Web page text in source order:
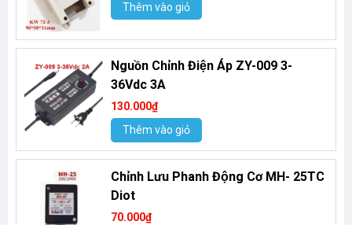
Thêm vào giỏ
Nguồn Chỉnh Điện Áp ZY-009 3-
36Vdc 3A
130.000₫
Thêm vào giỏ
Chỉnh Lưu Phanh Động Cơ MH- 25TC
Diot
70.000₫